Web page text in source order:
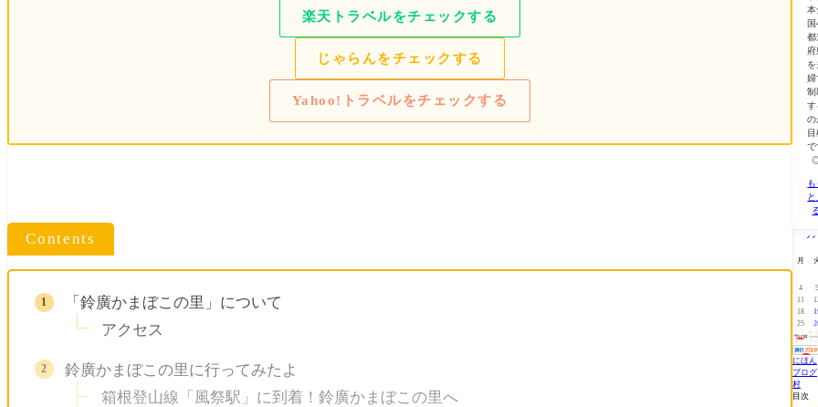
楽天トラベルをチェックする
じゃらんをチェックする
Yahoo!トラベルをチェックする
Contents
「鈴廣かまぼこの里」について
アクセス
鈴廣かまぼこの里に行ってみたよ
箱根登山線「風祭駅」に到着！鈴廣かまぼこの里へ
本
国
都
府
を
婦
制
す
の
で
も
と
月
4
5
11
18
25
にほん
ブログ
村
目次